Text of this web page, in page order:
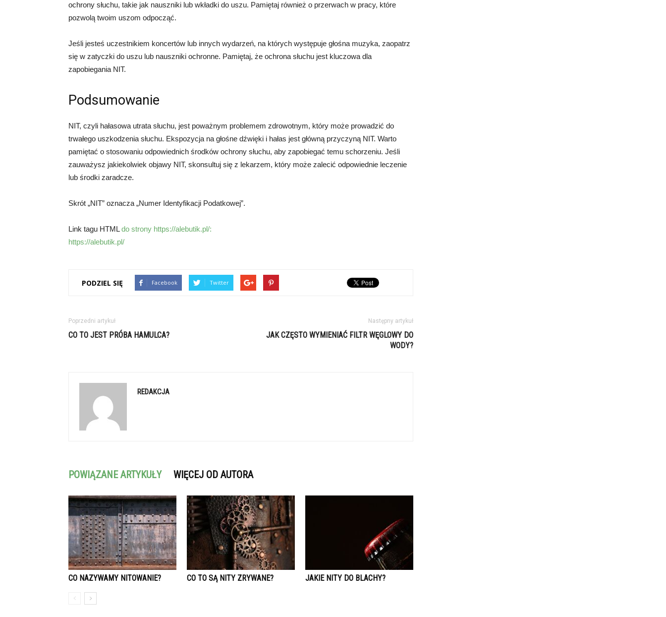
ochrony słuchu, takie jak nauszniki lub wkładki do uszu. Pamiętaj również o przerwach w pracy, które
pozwolą twoim uszom odpocząć.
Jeśli jesteś uczestnikiem koncertów lub innych wydarzeń, na których występuje głośna muzyka, zaopatrz
się w zatyczki do uszu lub nauszniki ochronne. Pamiętaj, że ochrona słuchu jest kluczowa dla
zapobiegania NIT.
Podsumowanie
NIT, czyli hałasowa utrata słuchu, jest poważnym problemem zdrowotnym, który może prowadzić do
trwałego uszkodzenia słuchu. Ekspozycja na głośne dźwięki i hałas jest główną przyczyną NIT. Warto
pamiętać o stosowaniu odpowiednich środków ochrony słuchu, aby zapobiegać temu schorzeniu. Jeśli
zauważysz jakiekolwiek objawy NIT, skonsultuj się z lekarzem, który może zalecić odpowiednie leczenie
lub środki zaradcze.
Skrót „NIT” oznacza „Numer Identyfikacji Podatkowej”.
Link tagu HTMLdo strony https://alebutik.pl/:
https://alebutik.pl/
PODZIEL SIĘ Facebook Twitter
Poprzedni artykuł
CO TO JEST PRÓBA HAMULCA?
Następny artykuł
JAK CZĘSTO WYMIENIAĆ FILTR WĘGLOWY DO
WODY?
REDAKCJA
POWIĄZANE ARTYKUŁY WIĘCEJ OD AUTORA
CO NAZYWAMY NITOWANIE? CO TO SĄ NITY ZRYWANE? JAKIE NITY DO BLACHY?